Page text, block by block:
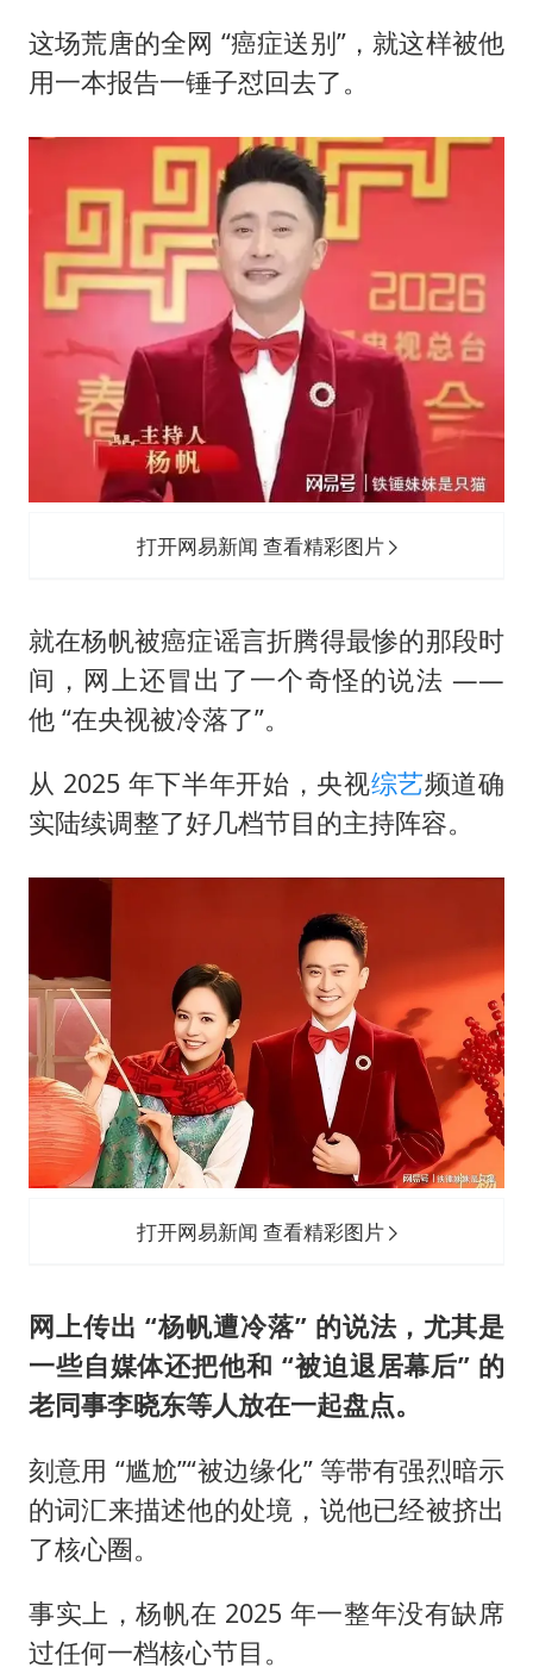
这场荒唐的全网 “癌症送别”，就这样被他
用一本报告一锤子怼回去了。
打开网易新闻 查看精彩图片
就在杨帆被癌症谣言折腾得最惨的那段时
间，网上还冒出了一个奇怪的说法 ——
他 “在央视被冷落了”。
从 2025 年下半年开始，央视综艺频道确
实陆续调整了好几档节目的主持阵容。
打开网易新闻 查看精彩图片
网上传出 “杨帆遭冷落” 的说法，尤其是
一些自媒体还把他和 “被迫退居幕后” 的
老同事李晓东等人放在一起盘点。
刻意用 “尴尬”“被边缘化” 等带有强烈暗示
的词汇来描述他的处境，说他已经被挤出
了核心圈。
事实上，杨帆在 2025 年一整年没有缺席
过任何一档核心节目。